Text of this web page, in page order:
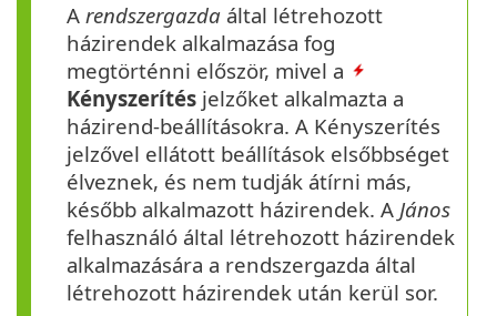
A rendszergazda által létrehozott
házirendek alkalmazása fog
megtörténni először, mivel a
Kényszerítés jelzőket alkalmazta a
házirend-beállításokra. A Kényszerítés
jelzővel ellátott beállítások elsőbbséget
élveznek, és nem tudják átírni más,
később alkalmazott házirendek. A János
felhasználó által létrehozott házirendek
alkalmazására a rendszergazda által
létrehozott házirendek után kerül sor.